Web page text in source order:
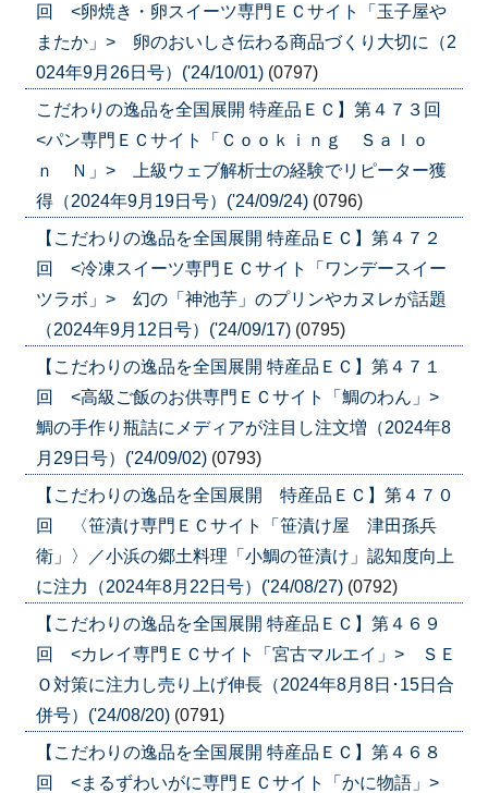
回 <卵焼き・卵スイーツ専門ＥＣサイト「玉子屋や
またか」> 卵のおいしさ伝わる商品づくり大切に（2
024年9月26日号）('24/10/01) (0797)
こだわりの逸品を全国展開 特産品ＥＣ】第４７３回
<パン専門ＥＣサイト「Ｃｏｏｋｉｎｇ Ｓａｌｏ
ｎ Ｎ」> 上級ウェブ解析士の経験でリピーター獲
得（2024年9月19日号）('24/09/24) (0796)
【こだわりの逸品を全国展開 特産品ＥＣ】第４７２
回 <冷凍スイーツ専門ＥＣサイト「ワンデースイー
ツラボ」> 幻の「神池芋」のプリンやカヌレが話題
（2024年9月12日号）('24/09/17) (0795)
【こだわりの逸品を全国展開 特産品ＥＣ】第４７１
回 <高級ご飯のお供専門ＥＣサイト「鯛のわん」>
鯛の手作り瓶詰にメディアが注目し注文増（2024年8
月29日号）('24/09/02) (0793)
【こだわりの逸品を全国展開 特産品ＥＣ】第４７０
回 〈笹漬け専門ＥＣサイト「笹漬け屋 津田孫兵
衛」〉／小浜の郷土料理「小鯛の笹漬け」認知度向上
に注力（2024年8月22日号）('24/08/27) (0792)
【こだわりの逸品を全国展開 特産品ＥＣ】第４６９
回 <カレイ専門ＥＣサイト「宮古マルエイ」> ＳＥ
Ｏ対策に注力し売り上げ伸長（2024年8月8日･15日合
併号）('24/08/20) (0791)
【こだわりの逸品を全国展開 特産品ＥＣ】第４６８
回 <まるずわいがに専門ＥＣサイト「かに物語」>